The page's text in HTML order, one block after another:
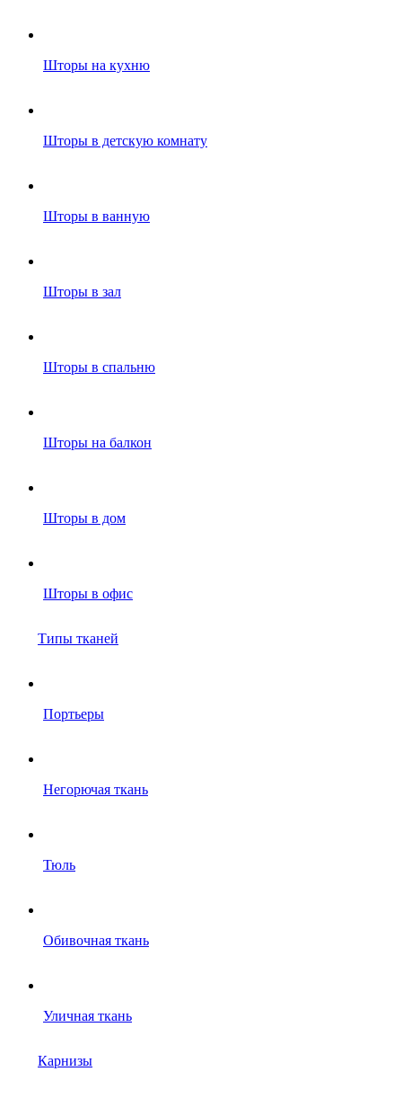
Шторы на кухню
Шторы в детскую комнату
Шторы в ванную
Шторы в зал
Шторы в спальню
Шторы на балкон
Шторы в дом
Шторы в офис
Типы тканей
Портьеры
Негорючая ткань
Тюль
Обивочная ткань
Уличная ткань
Карнизы